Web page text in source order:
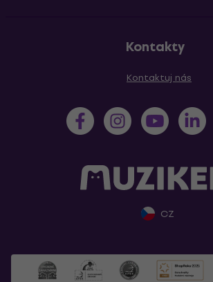
Kontakty
Kontaktuj nás
CZ